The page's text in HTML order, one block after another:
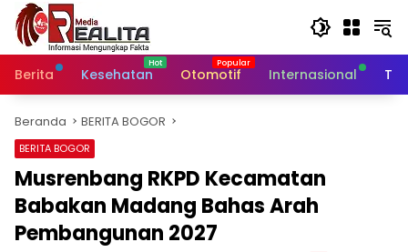
Langsung
konten
Berita
Kesehatan Otomotif Internasional
Beranda BERITA BOGOR
BERITA BOGOR
Musrenbang RKPD Kecamatan
Babakan Madang Bahas Arah
Pembangunan 2027